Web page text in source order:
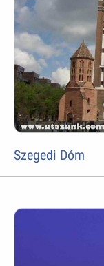
Szegedi Dóm